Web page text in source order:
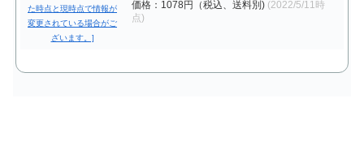
価格：1078円（税込、送料別) (2022/5/11時
点)